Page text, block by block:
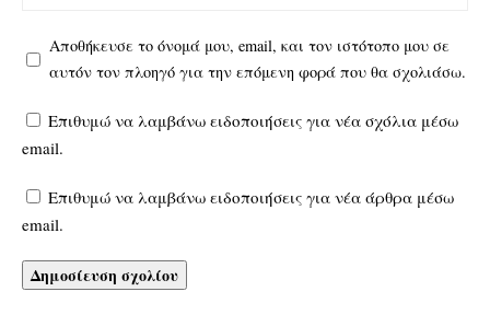
Αποθήκευσε το όνομά μου, email, και τον ιστότοπο μου σε
αυτόν τον πλοηγό για την επόμενη φορά που θα σχολιάσω.
Επιθυμώ να λαμβάνω ειδοποιήσεις για νέα σχόλια μέσω
email.
Επιθυμώ να λαμβάνω ειδοποιήσεις για νέα άρθρα μέσω
email.